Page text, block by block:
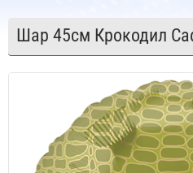
Шар 45см Крокодил